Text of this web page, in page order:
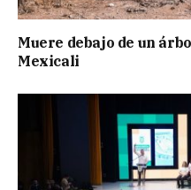
Muere debajo de un
Mexicali